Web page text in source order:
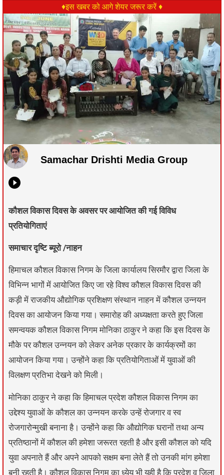
♦इस खबर को आगे शेयर जरूर करें ♦
Samachar Drishti Media Group
कौशल विकास दिवस के अवसर पर आयोजित की गई विविध
प्रतियोगिताएं
समाचार दृष्टि ब्यूरो /नाहन
हिमाचल कौशल विकास निगम के जिला कार्यालय सिरमौर द्वारा जिला के
विभिन्न भागों में आयोजित किए जा रहे विश्व कौशल विकास दिवस की
कड़ी में राजकीय औद्योगिक प्रशिक्षण संस्थान नाहन में कौशल उन्नयन
दिवस का आयोजन किया गया। समारोह की अध्यक्षता करते हुए जिला
समन्वयक कौशल विकास निगम मोनिका ठाकुर ने कहा कि इस दिवस के
मौके पर कौशल उन्नयन को लेकर अनेक प्रकार के कार्यक्रमों का
आयोजन किया गया। उन्होंने कहा कि प्रतियोगिताओं में युवाओं की
विलक्षण प्रतिभा देखने को मिली।
मोनिका ठाकुर ने कहा कि हिमाचल प्रदेश कौशल विकास निगम का
उद्देश्य युवाओं के कौशल का उन्नयन करके उन्हें रोजगार व स्व
रोजगारोन्मुखी बनाना है। उन्होंने कहा कि औद्योगिक घरानों तथा अन्य
प्रतिष्ठानों में कौशल की हमेशा जरूरत रहती है और इसी कौशल को यदि
युवा अपनाते हैं और अपने आपको सक्षम बना लेते हैं तो उनकी मांग हमेशा
बनी रहती है। कौशल विकास निगम का ध्येय भी यही है कि प्रदेश व जिला